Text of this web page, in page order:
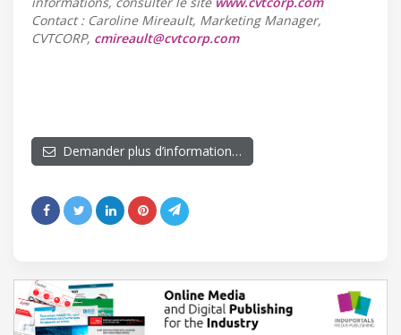
Contact : Caroline Mireault, Marketing Manager,
CVTCORP, cmireault@cvtcorp.com
Demander plus d’information…